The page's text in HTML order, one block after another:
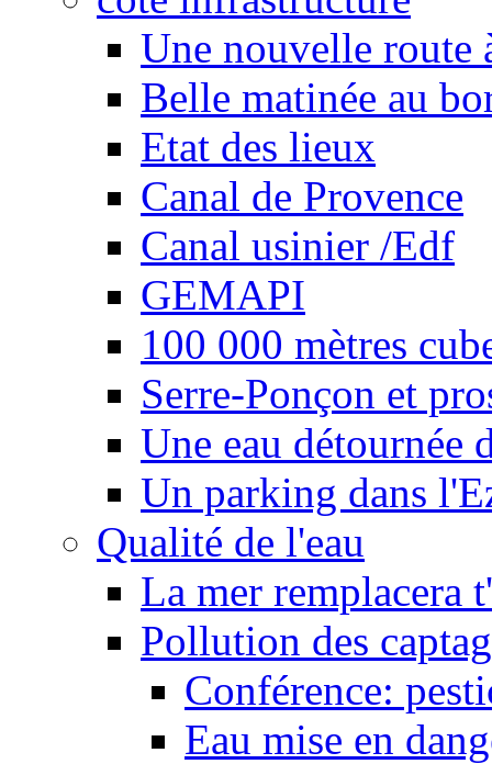
Une nouvelle route
Belle matinée au
Etat des lieux
Canal de Provence
Canal usinier /Edf
GEMAPI
100 000 mètres
Serre-Ponçon et
Une eau détournée
Un parking dans
Qualité de l'eau
La mer remplacera
Pollution des
Conférence:
Eau mise en